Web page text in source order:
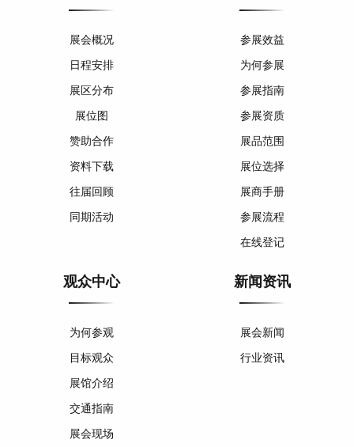
展会概况
日程安排
展区分布
展位图
赞助合作
资料下载
往届回顾
同期活动
参展效益
为何参展
参展指南
参展资质
展品范围
展位选择
展商手册
参展流程
在线登记
观众中心
为何参观
目标观众
展馆介绍
交通指南
展会现场
新闻资讯
展会新闻
行业资讯